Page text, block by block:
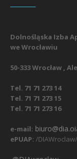
Dolnośląska Izba
we Wrocławiu
50-333 Wrocław ,
Tel. 71 71 273 14
Tel. 71 71 273 15
Tel. 71 71 273 16
e-mail:
ePUAP: /